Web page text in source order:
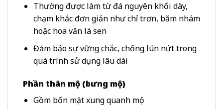
Thường được làm từ đá nguyên khối dày,
chạm khắc đơn giản như chỉ trơn, băm nhám
hoặc hoa văn lá sen
Đảm bảo sự vững chắc, chống lún nứt trong
quá trình sử dụng lâu dài
Phần thân mộ (bưng mộ)
Gồm bốn mặt xung quanh mộ